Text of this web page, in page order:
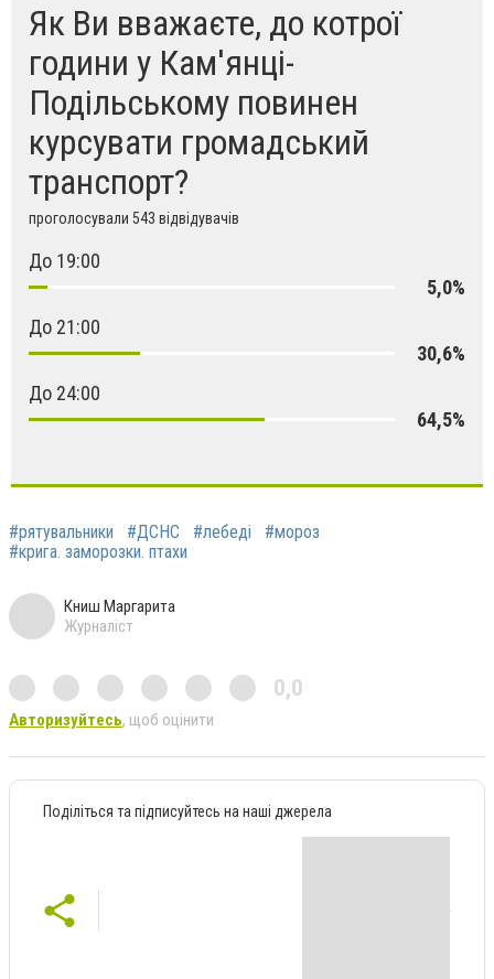
Як Ви вважаєте, до котрої
години у Кам'янці-
Подільському повинен
курсувати громадський
транспорт?
проголосували 543 відвідувачів
До 19:00
5,0%
До 21:00
30,6%
До 24:00
64,5%
#рятувальники #ДСНС #лебеді
#мороз
#крига. заморозки. птахи
Книш Маргарита
Журналіст
0,0
Авторизуйтесь, щоб оцінити
Поділіться та підписуйтесь на наші джерела